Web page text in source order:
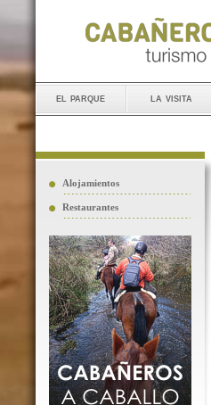
el parque la visita
Alojamientos
Restaurantes